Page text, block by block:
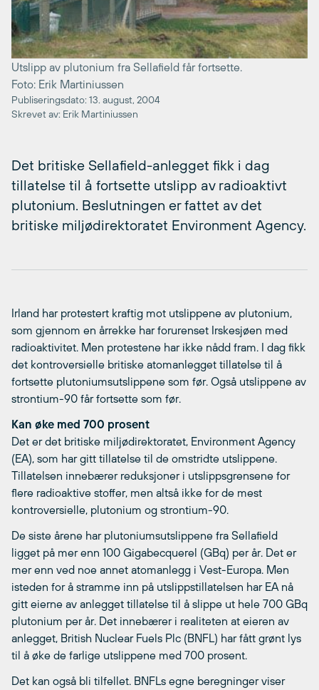
Utslipp av plutonium fra Sellafield får fortsette.
Foto: Erik Martiniussen
Publiseringsdato: 13. august, 2004
Skrevet av: Erik Martiniussen
Det britiske Sellafield-anlegget fikk i dag
tillatelse til å fortsette utslipp av radioaktivt
plutonium. Beslutningen er fattet av det
britiske miljødirektoratet Environment Agency.
Irland har protestert kraftig mot utslippene av plutonium,
som gjennom en årrekke har forurenset Irskesjøen med
radioaktivitet. Men protestene har ikke nådd fram. I dag fikk
det kontroversielle britiske atomanlegget tillatelse til å
fortsette plutoniumsutslippene som før. Også utslippene av
strontium-90 får fortsette som før.
Kan øke med 700 prosent
Det er det britiske miljødirektoratet, Environment Agency
(EA), som har gitt tillatelse til de omstridte utslippene.
Tillatelsen innebærer reduksjoner i utslippsgrensene for
flere radioaktive stoffer, men altså ikke for de mest
kontroversielle, plutonium og strontium-90.
De siste årene har plutoniumsutslippene fra Sellafield
ligget på mer enn 100 Gigabecquerel (GBq) per år. Det er
mer enn ved noe annet atomanlegg i Vest-Europa. Men
isteden for å stramme inn på utslippstillatelsen har EA nå
gitt eierne av anlegget tillatelse til å slippe ut hele 700 GBq
plutonium per år. Det innebærer i realiteten at eieren av
anlegget, British Nuclear Fuels Plc (BNFL) har fått grønt lys
til å øke de farlige utslippene med 700 prosent.
Det kan også bli tilfellet. BNFLs egne beregninger viser